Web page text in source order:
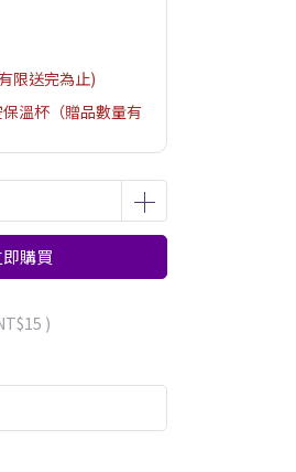
限送完為止)
溫杯（贈品數量有
購買
)